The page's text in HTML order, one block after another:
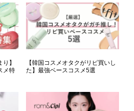
】
メ特
【韓国コスメオタクがリピ買いし
た】最強ベースコスメ5選